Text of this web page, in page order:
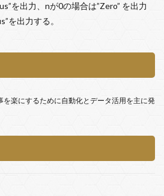
を出力、nが0の場合は”Zero” を出力
を出力する。
楽にするために自動化とデータ活用を主に発
アスタリスク
SUMIFS
アクション
RStudio RPA
R
関数